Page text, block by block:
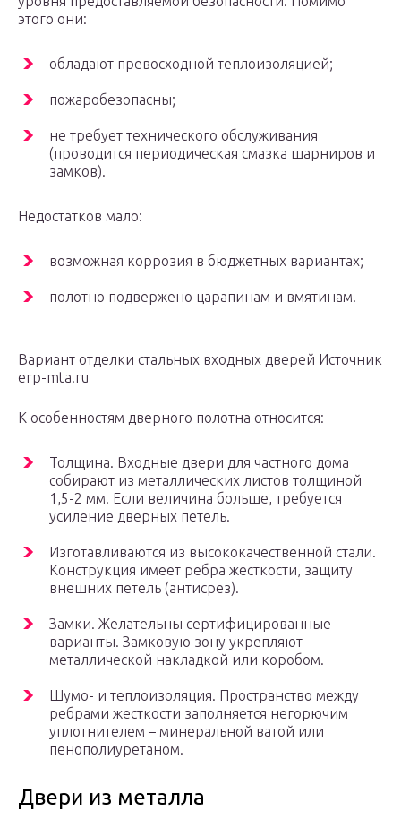
этого они:
обладают превосходной теплоизоляцией;
пожаробезопасны;
не требует технического обслуживания
(проводится периодическая смазка шарниров и
замков).
Недостатков мало:
возможная коррозия в бюджетных вариантах;
полотно подвержено царапинам и вмятинам.
Вариант отделки стальных входных дверей Источник
erp-mta.ru
К особенностям дверного полотна относится:
Толщина. Входные двери для частного дома
собирают из металлических листов толщиной
1,5-2 мм. Если величина больше, требуется
усиление дверных петель.
Изготавливаются из высококачественной стали.
Конструкция имеет ребра жесткости, защиту
внешних петель (антисрез).
Замки. Желательны сертифицированные
варианты. Замковую зону укрепляют
металлической накладкой или коробом.
Шумо- и теплоизоляция. Пространство между
ребрами жесткости заполняется негорючим
уплотнителем – минеральной ватой или
пенополиуретаном.
Двери из металла